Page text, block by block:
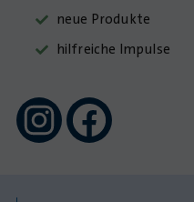
neue Produkte
hilfreiche Impulse